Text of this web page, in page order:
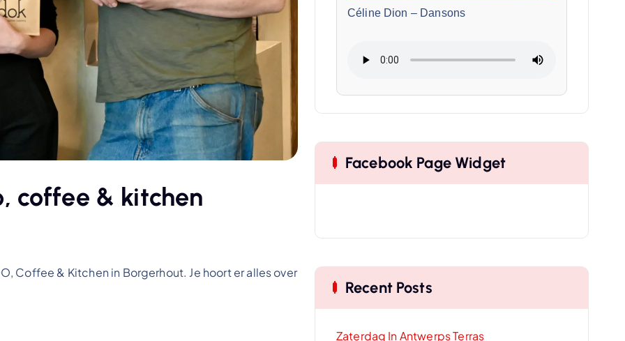
coffee & kitchen
Coffee & Kitchen in Borgerhout. Je hoort er alles over
Céline Dion – Dansons
Facebook Page Widget
Recent Posts
Zaterdag In Antwerps Terras